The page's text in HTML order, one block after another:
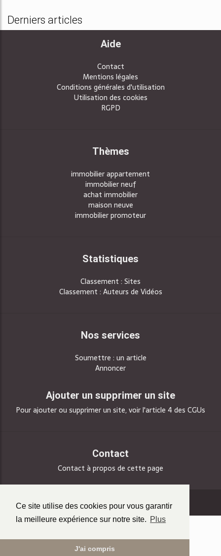
Ce site utilise des cookies pour vous garantir
la meilleure expérience sur notre site. Plus
J'ai compris
Derniers articles
Aide
Contact
Mentions légales
Conditions générales d'utilisation
Utilisation des cookies
RGPD
Thèmes
immobilier appartement
immobilier neuf
achat immobilier
maison neuve
immobilier promoteur
Statistiques
Classement : Sites
Classement : Auteurs de Vidéos
Nos services
Soumettre : un article
Annoncer
Ajouter un supprimer un site
Pour ajouter ou supprimer un site, voir l'article 4 des CGUs
Contact
Contact à propos de cette page
© Copyright:Teradoc Sarl